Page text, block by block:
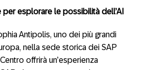
per esplorare le possibilità dell’AI
Antipolis, uno dei più grandi
nella sede storica dei SAP
offrirà un’esperienza